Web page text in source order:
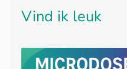
Vind ik leuk